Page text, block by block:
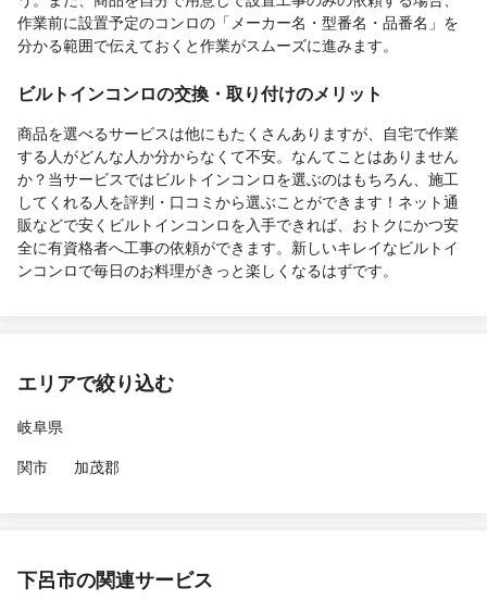
作業前に設置予定のコンロの「メーカー名・型番名・品番名」を
分かる範囲で伝えておくと作業がスムーズに進みます。
ビルトインコンロの交換・取り付けのメリット
商品を選べるサービスは他にもたくさんありますが、自宅で作業
する人がどんな人か分からなくて不安。なんてことはありません
か？当サービスではビルトインコンロを選ぶのはもちろん、施工
してくれる人を評判・口コミから選ぶことができます！ネット通
販などで安くビルトインコンロを入手できれば、おトクにかつ安
全に有資格者へ工事の依頼ができます。新しいキレイなビルトイ
ンコンロで毎日のお料理がきっと楽しくなるはずです。
エリアで絞り込む
岐阜県
関市
加茂郡
下呂市の関連サービス